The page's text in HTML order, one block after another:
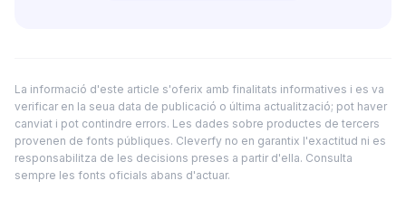
La informació d'este article s'oferix amb finalitats informatives i es va
verificar en la seua data de publicació o última actualització; pot haver
canviat i pot contindre errors. Les dades sobre productes de tercers
provenen de fonts públiques. Cleverfy no en garantix l'exactitud ni es
responsabilitza de les decisions preses a partir d'ella. Consulta
sempre les fonts oficials abans d'actuar.